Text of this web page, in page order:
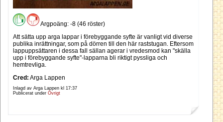
Argpoäng: -8 (46 röster)
Att sätta upp arga lappar i förebyggande syfte är vanligt vid diverse
publika inrättningar, som på dörren till den här raststugan. Eftersom
lappuppsättaren i dessa fall sällan agerar i vredesmod kan "skälla
upp i förebyggande syfte"-lapparna bli riktigt pyssliga och
hemtrevliga.
Cred: Arga Lappen
Inlagd av Arga Lappen kl 17:37
Publicerat under Övrigt